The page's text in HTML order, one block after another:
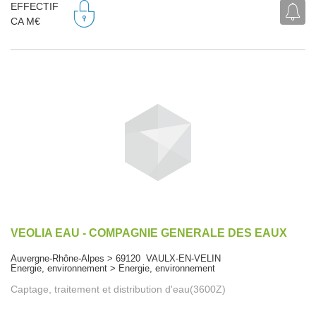
EFFECTIF
CA M€
VEOLIA EAU - COMPAGNIE GENERALE DES EAUX
Auvergne-Rhône-Alpes > 69120 VAULX-EN-VELIN
Energie, environnement > Energie, environnement
Captage, traitement et distribution d'eau(3600Z)